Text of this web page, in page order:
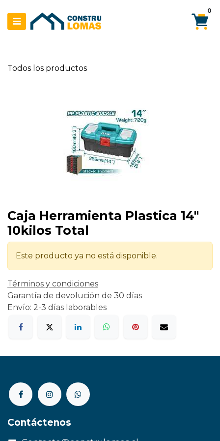
0
Todos los productos
Caja Herramienta Plastica 14"
10kilos Total
Este producto ya no está disponible.
Términos y condiciones
Garantía de devolución de 30 días
Envío: 2-3 días laborables
Contáctenos